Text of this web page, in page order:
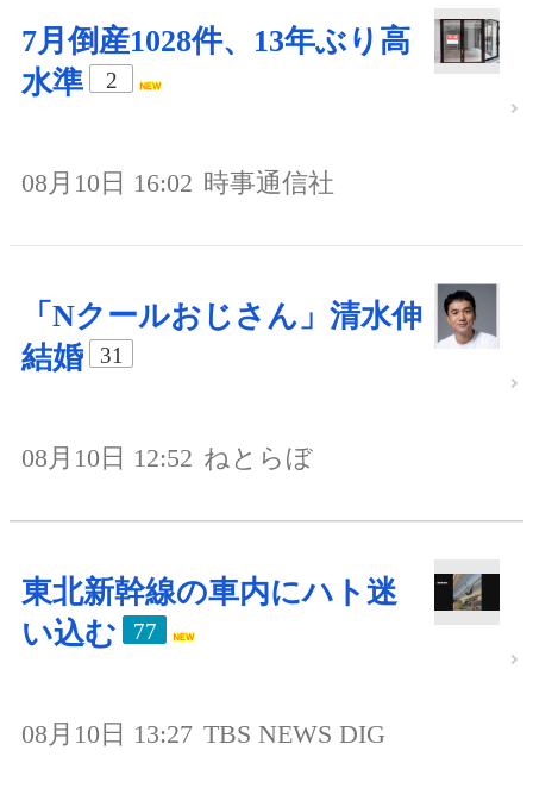
7月倒産1028件、13年ぶり高
水準
2
08月10日 16:02 時事通信社
「Nクールおじさん」清水伸
結婚
31
08月10日 12:52 ねとらぼ
東北新幹線の車内にハト迷
い込む
77
08月10日 13:27 TBS NEWS DIG